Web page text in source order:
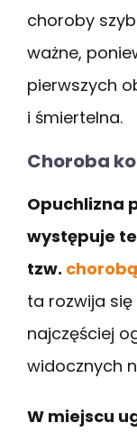
choroby
ważne,
pierwszych
i śmiertelna.
Choroba
Opuchlizna
występuje
tzw.
ta rozwija
najczęściej
widocznych
W miejscu